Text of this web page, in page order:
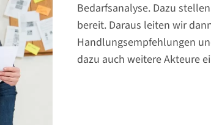
zur Verfügung:
Chancen und Potenziale
Förderoptionen und